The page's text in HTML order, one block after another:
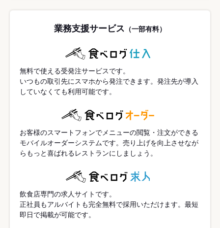
業務支援サービス （一部有料）
無料で使える受発注サービスです。
いつもの取引先にスマホから発注できます。発注先が導入
していなくても利用可能です。
お客様のスマートフォンでメニューの閲覧・注文ができる
モバイルオーダーシステムです。売り上げを向上させなが
らもっと喜ばれるレストランにしましょう。
飲食店専門の求人サイトです。
正社員もアルバイトも完全無料で採用いただけます。最短
即日で掲載が可能です。